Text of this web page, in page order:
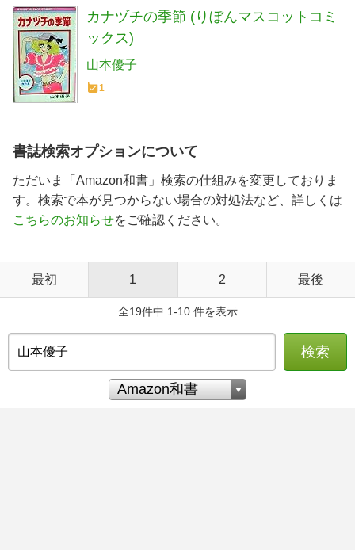
カナヅチの季節 (りぼんマスコットコミ
ックス)
山本優子
1
書誌検索オプションについて
ただいま「Amazon和書」検索の仕組みを変更しておりま
す。検索で本が見つからない場合の対処法など、詳しくは
こちらのお知らせをご確認ください。
最初 1 2 最後
全19件中 1-10 件を表示
検索